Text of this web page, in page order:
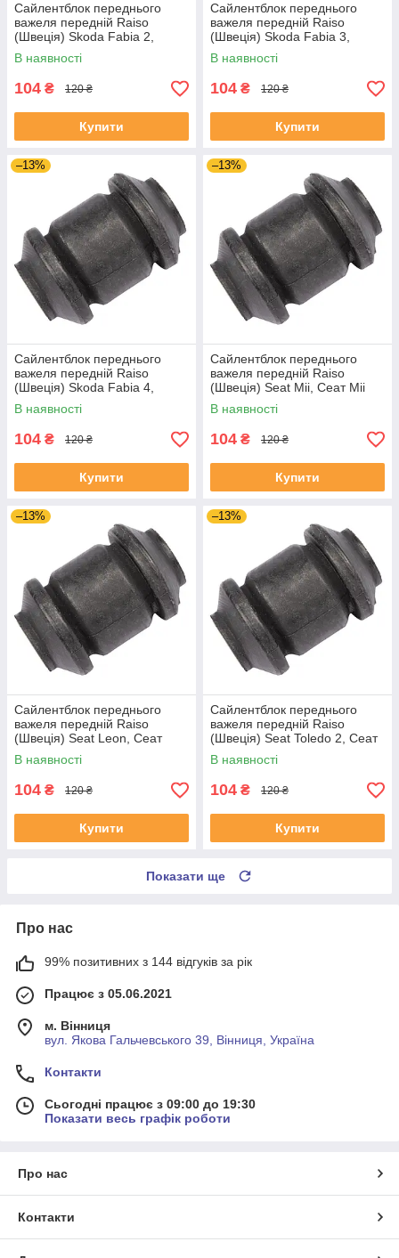
Сайлентблок переднього
важеля передній Raiso
(Швеція) Skoda Fabia 2,
Шкода Фабія 2 06-14 #RL-
1J0182V UADIKZU4
В наявності
104 ₴ 120 ₴
Купити
Сайлентблок переднього
важеля передній Raiso
(Швеція) Skoda Fabia 3,
Шкода Фабія 3 14-21 #RL-
1J0182V UATXDAZ4
В наявності
104 ₴ 120 ₴
Купити
–13%
Сайлентблок переднього
важеля передній Raiso
(Швеція) Skoda Fabia 4,
Шкода Фабія 4 21- #RL-
1J0182V UAJJVOC4
В наявності
104 ₴ 120 ₴
Купити
–13%
Сайлентблок переднього
важеля передній Raiso
(Швеція) Seat Mii, Сеат Міі
11-19 #RL-1J0182V
UAAVQUI4
В наявності
104 ₴ 120 ₴
Купити
–13%
Сайлентблок переднього
важеля передній Raiso
(Швеція) Seat Leon, Сеат
Леон 99-06 #RL-1J0182V
UAYSBXG4
В наявності
104 ₴ 120 ₴
Купити
–13%
Сайлентблок переднього
важеля передній Raiso
(Швеція) Seat Toledo 2, Сеат
Толедо 2 99-06 #RL-1J0182V
UATOJRK4
В наявності
104 ₴ 120 ₴
Купити
Показати ще
Про нас
99% позитивних з 144 відгуків за рік
Працює з 05.06.2021
м. Вінниця
вул. Якова Гальчевського 39, Вінниця, Україна
Контакти
Сьогодні працює з 09:00 до 19:30
Показати весь графік роботи
Про нас
Контакти